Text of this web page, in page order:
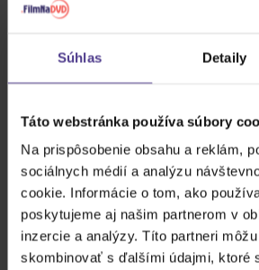
Súhlas Detaily
Táto webstránka používa súbory
Na prispôsobenie obsahu a reklám,
sociálnych médií a analýzu
cookie. Informácie o tom, ako
poskytujeme aj našim partnerom v
inzercie a analýzy. Títo partneri
skombinovať s ďalšími údajmi, ktoré
Linkin Park:
Blue Vinyl)
Vinyl
Skladom